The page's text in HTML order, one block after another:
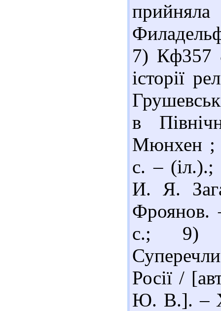
7) Кф357
історії
в
Мюнхен ;
с. –
И. Я.
с.; 9)
Росії /
Ю. В.]. –